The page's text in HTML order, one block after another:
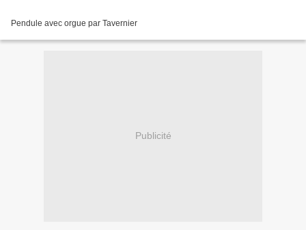
Pendule avec orgue par Tavernier
Publicité